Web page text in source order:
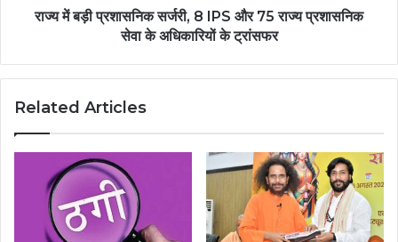
राज्य में बड़ी प्रशासनिक सर्जरी, 8 IPS और 75 राज्य प्रशासनिक
सेवा के अधिकारियों के ट्रांसफर
Related Articles